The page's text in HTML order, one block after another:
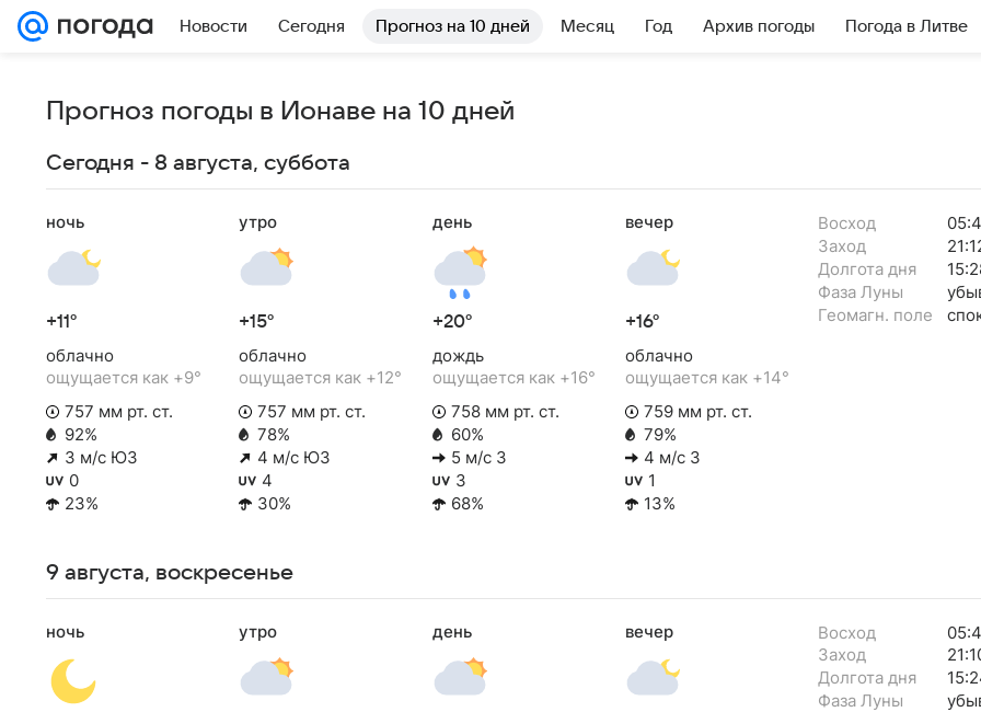
Новости Сегодня Прогноз на 10 дней Месяц Год Архив погоды Погода в Литве
Прогноз погоды в Ионаве на 10 дней
Сегодня - 8 августа, суббота
ночь
+11°
облачно
ощущается как +9°
757 мм рт. ст.
92%
3 м/с ЮЗ
0
23%
утро
+15°
облачно
ощущается как +12°
757 мм рт. ст.
78%
4 м/с ЮЗ
4
30%
день
+20°
дождь
ощущается как +16°
758 мм рт. ст.
60%
5 м/с З
3
68%
вечер
+16°
облачно
ощущается как +14°
759 мм рт. ст.
79%
4 м/с З
1
13%
Восход
Заход
Долгота дня
Фаза Луны
Геомагн. поле
9 августа, воскресенье
ночь утро день вечер Восход
Заход
Долгота дня
Фаза Луны